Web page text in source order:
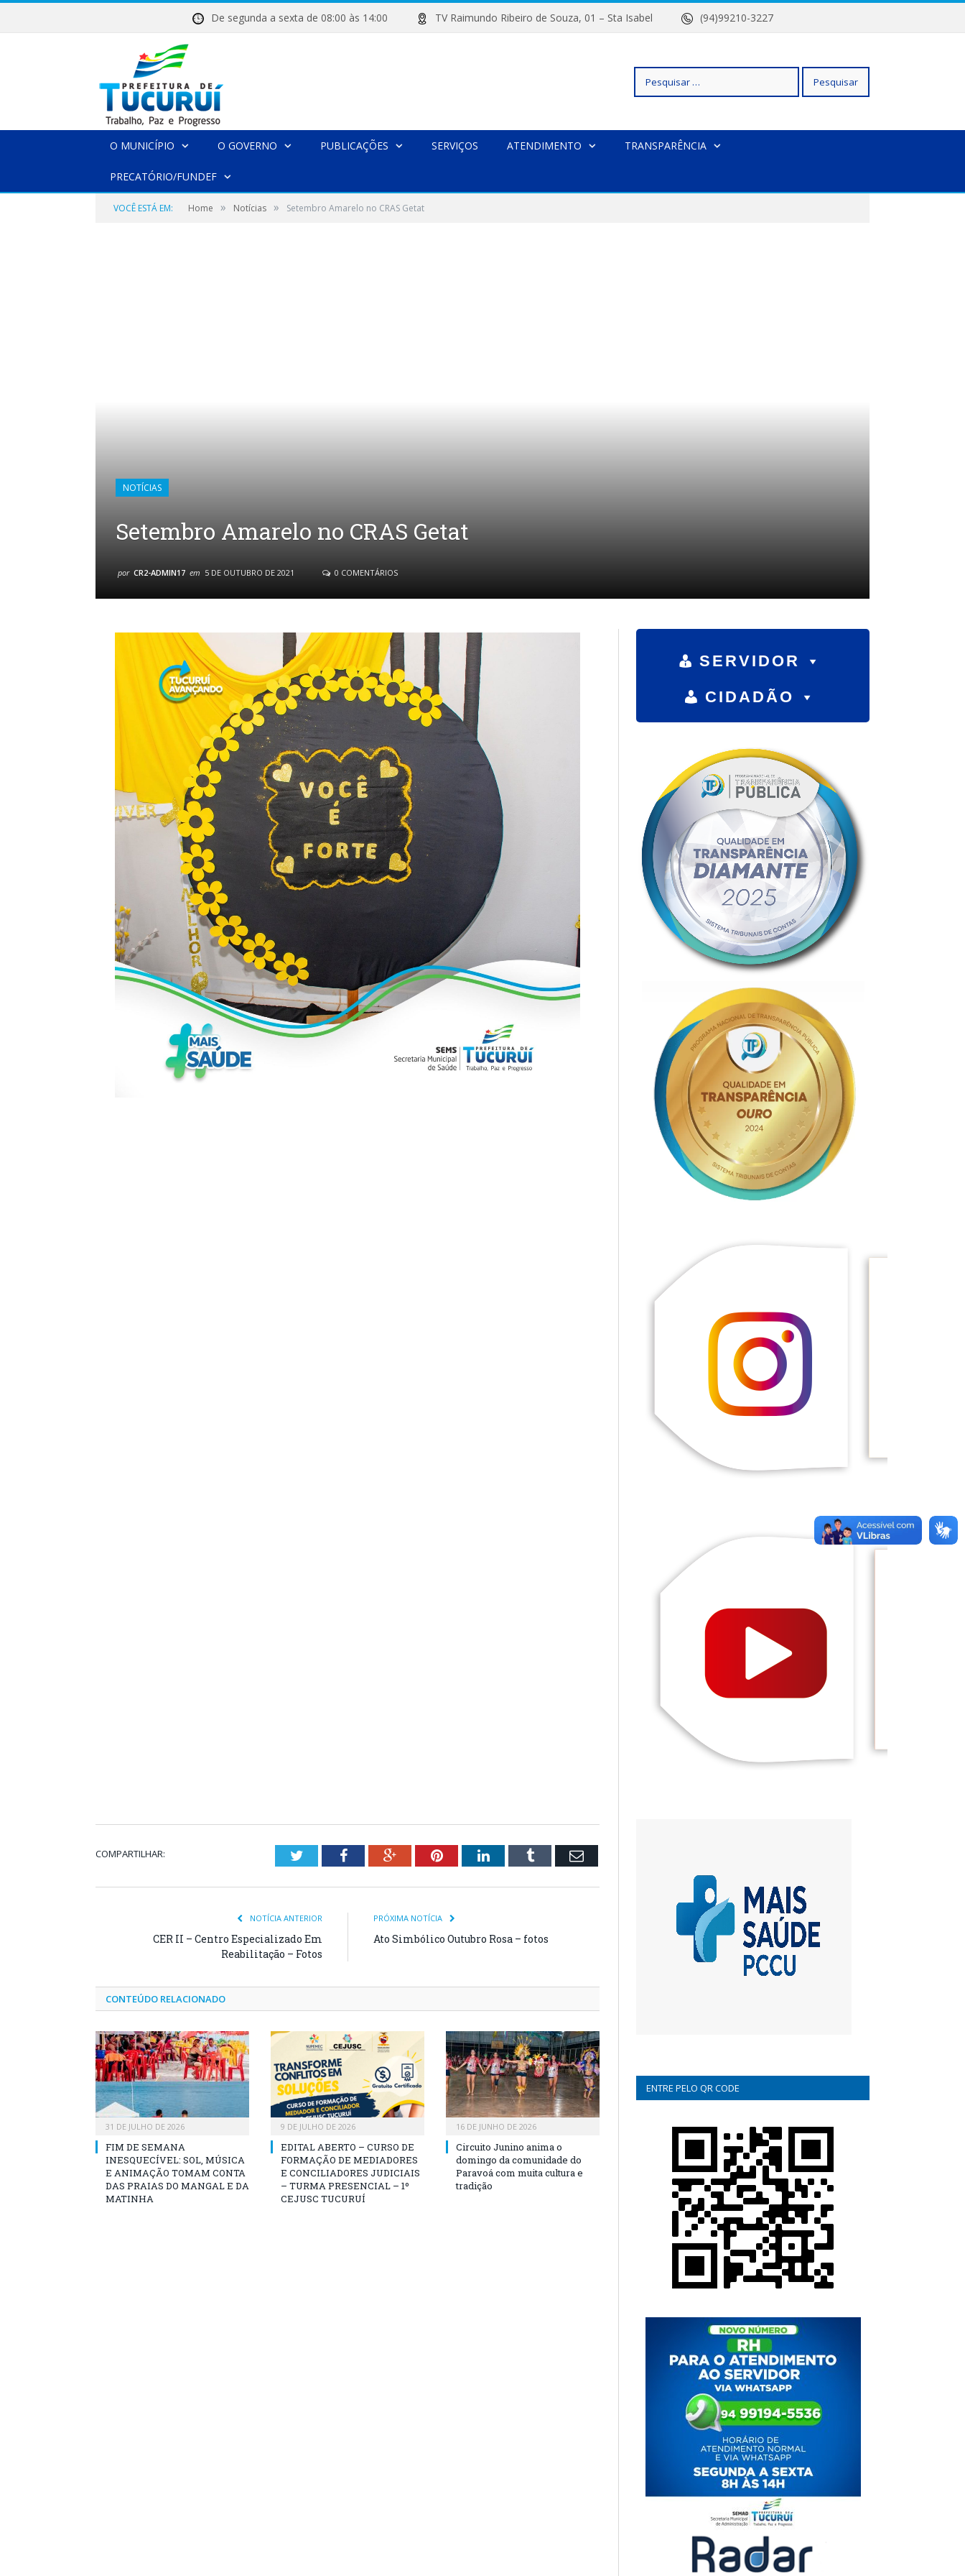
De segunda a sexta de 08:00 às 14:00 TV Raimundo Ribeiro de Souza, 01 – Sta Isabel (94)99210-3227
Pesquisar
O MUNICÍPIO O GOVERNO PUBLICAÇÕES SERVIÇOS ATENDIMENTO TRANSPARÊNCIA
PRECATÓRIO/FUNDEF
VOCÊ ESTÁ EM: Home » Notícias » Setembro Amarelo no CRAS Getat
NOTÍCIAS
Setembro Amarelo no CRAS Getat
por CR2-ADMIN17 em 5 DE OUTUBRO DE 2021 0 COMENTÁRIOS
COMPARTILHAR: TwitterFacebookGoogle+PinterestLinkedInTumblr Email
NOTÍCIA ANTERIOR
CER II – Centro Especializado Em
Reabilitação – Fotos
PRÓXIMA NOTÍCIA
Ato Simbólico Outubro Rosa – fotos
CONTEÚDO RELACIONADO
31 DE JULHO DE 2026
FIM DE SEMANA
INESQUECÍVEL: SOL, MÚSICA
E ANIMAÇÃO TOMAM CONTA
DAS PRAIAS DO MANGAL E DA
MATINHA
9 DE JULHO DE 2026
EDITAL ABERTO – CURSO DE
FORMAÇÃO DE MEDIADORES
E CONCILIADORES JUDICIAIS
– TURMA PRESENCIAL – 1º
CEJUSC TUCURUÍ
16 DE JUNHO DE 2026
Circuito Junino anima o
domingo da comunidade do
Paravoá com muita cultura e
tradição
SERVIDOR
CIDADÃO
ENTRE PELO QR CODE